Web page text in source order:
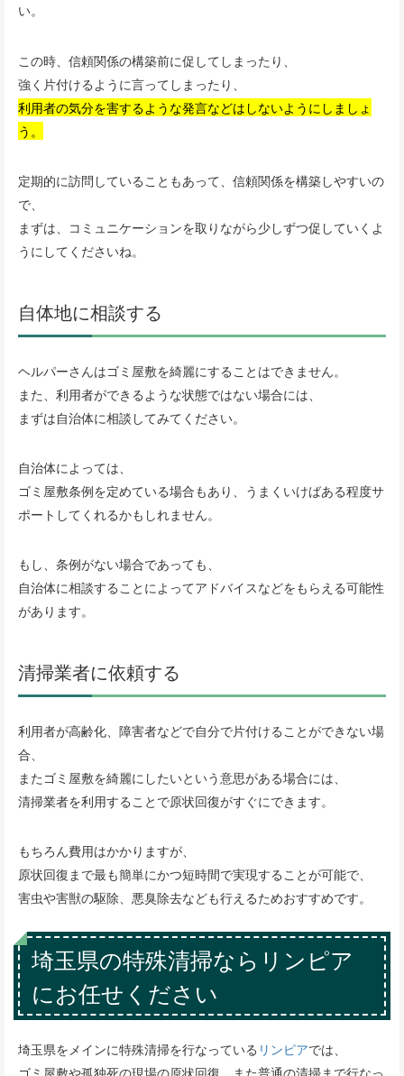
い。
この時、信頼関係の構築前に促してしまったり、
強く片付けるように言ってしまったり、
利用者の気分を害するような発言などはしないようにしましょ
う。
定期的に訪問していることもあって、信頼関係を構築しやすいの
で、
まずは、コミュニケーションを取りながら少しずつ促していくよ
うにしてくださいね。
自体地に相談する
ヘルパーさんはゴミ屋敷を綺麗にすることはできません。
また、利用者ができるような状態ではない場合には、
まずは自治体に相談してみてください。
自治体によっては、
ゴミ屋敷条例を定めている場合もあり、うまくいけばある程度サ
ポートしてくれるかもしれません。
もし、条例がない場合であっても、
自治体に相談することによってアドバイスなどをもらえる可能性
があります。
清掃業者に依頼する
利用者が高齢化、障害者などで自分で片付けることができない場
合、
またゴミ屋敷を綺麗にしたいという意思がある場合には、
清掃業者を利用することで原状回復がすぐにできます。
もちろん費用はかかりますが、
原状回復まで最も簡単にかつ短時間で実現することが可能で、
害虫や害獣の駆除、悪臭除去なども行えるためおすすめです。
埼玉県の特殊清掃ならリンピア
にお任せください
埼玉県をメインに特殊清掃を行なっている リンピアでは、
ゴミ屋敷や孤独死の現場の原状回復、また普通の清掃まで行なっ